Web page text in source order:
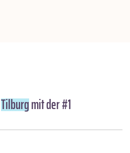
Tilburgmit der #1